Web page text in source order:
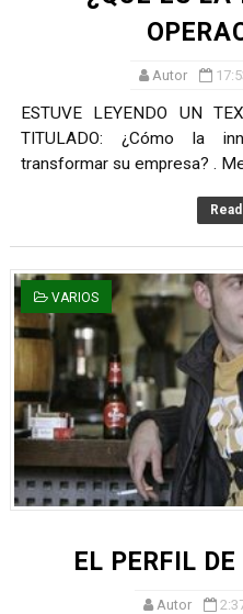
Autor
ESTUVE LEYENDO UN
TITULADO: ¿Cómo la
transformar su empresa? .
VARIOS
EL PERFIL
Autor